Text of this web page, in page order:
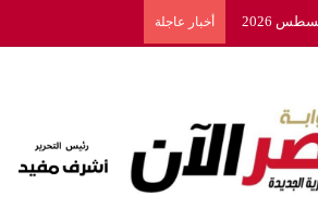
أخبار عاجلة